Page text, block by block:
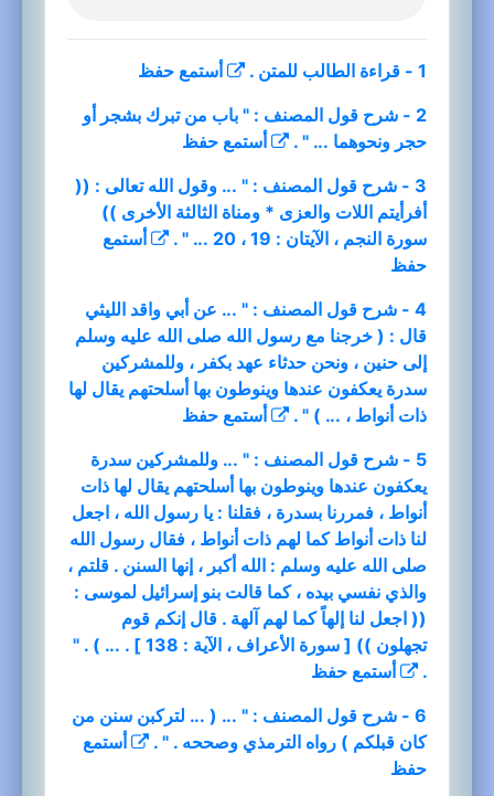
1 - قراءة الطالب للمتن . أستمع حفظ
2 - شرح قول المصنف : " باب من تبرك بشجر أو
حجر ونحوهما ... " .
أستمع حفظ
3 - شرح قول المصنف : " ... وقول الله تعالى : ((
أفرأيتم اللات والعزى * ومناة الثالثة الأخرى ))
سورة النجم ، الآيتان : 19 ، 20 ... " .
أستمع
حفظ
4 - شرح قول المصنف : " ... عن أبي واقد الليثي
قال : ( خرجنا مع رسول الله صلى الله عليه وسلم
إلى حنين ، ونحن حدثاء عهد بكفر ، وللمشركين
سدرة يعكفون عندها وينوطون بها أسلحتهم يقال لها
ذات أنواط ، ... ) " .
أستمع حفظ
5 - شرح قول المصنف : " ... وللمشركين سدرة
يعكفون عندها وينوطون بها أسلحتهم يقال لها ذات
أنواط ، فمررنا بسدرة ، فقلنا : يا رسول الله ، اجعل
لنا ذات أنواط كما لهم ذات أنواط ، فقال رسول الله
صلى الله عليه وسلم : الله أكبر ، إنها السنن . قلتم ،
والذي نفسي بيده ، كما قالت بنو إسرائيل لموسى :
(( اجعل لنا إلهاً كما لهم آلهة . قال إنكم قوم
تجهلون )) [ سورة الأعراف ، الآية : 138 ] . ... ) . "
.
أستمع حفظ
6 - شرح قول المصنف : " ... ( ... لتركبن سنن من
كان قبلكم ) رواه الترمذي وصححه . " .
أستمع
حفظ